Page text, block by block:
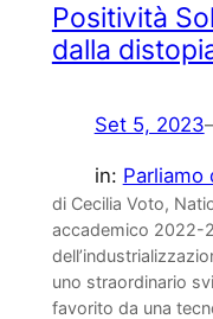
Positività
dalla
Set 5, 2023
in: Parliamo
di Cecilia Voto,
accademico 2022-
uno straordinario
favorito da una